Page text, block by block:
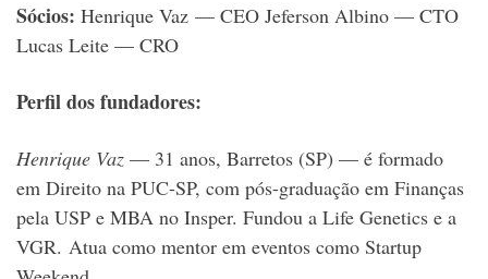
Sócios: Henrique Vaz — CEO Jeferson Albino — CTO
Lucas Leite — CRO
Perfil dos fundadores:
Henrique Vaz — 31 anos, Barretos (SP) — é formado
em Direito na PUC-SP, com pós-graduação em Finanças
pela USP e MBA no Insper. Fundou a Life Genetics e a
VGR. Atua como mentor em eventos como Startup